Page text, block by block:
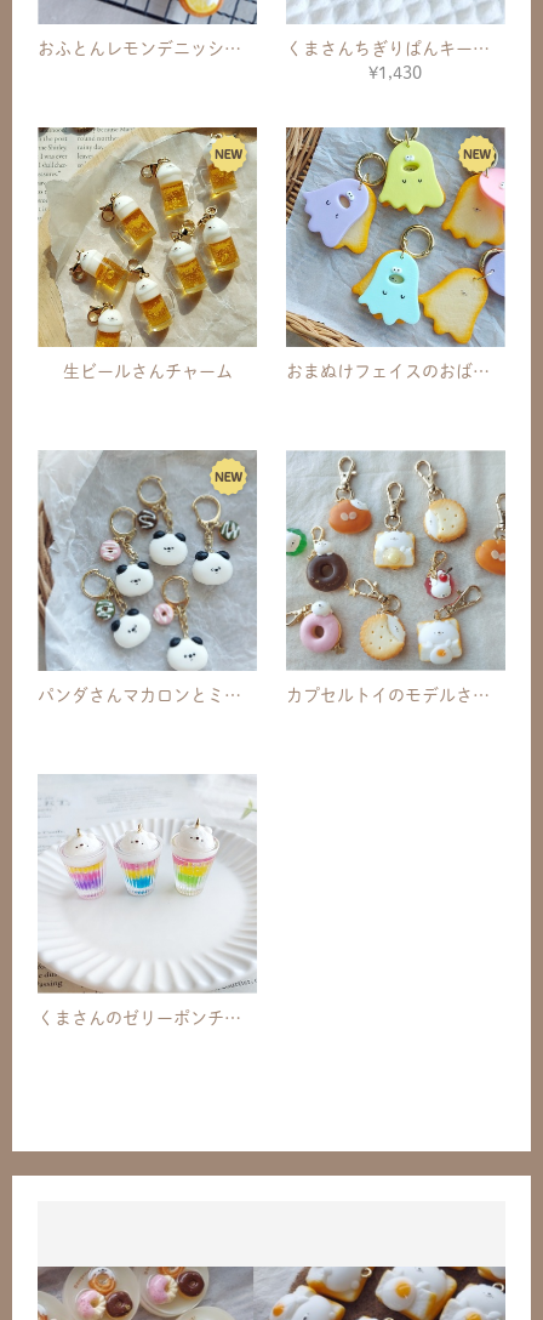
おふとんレモンデニッシュキーホルダー
くまさんちぎりぱんキーホルダー
¥1,430
生ビールさんチャーム おまぬけフェイスのおばけちゃんカラビナキーホルダー
パンダさんマカロンとミニドーナツキーホルダー カプセルトイのモデルさん達☆
くまさんのゼリーポンチチャーム